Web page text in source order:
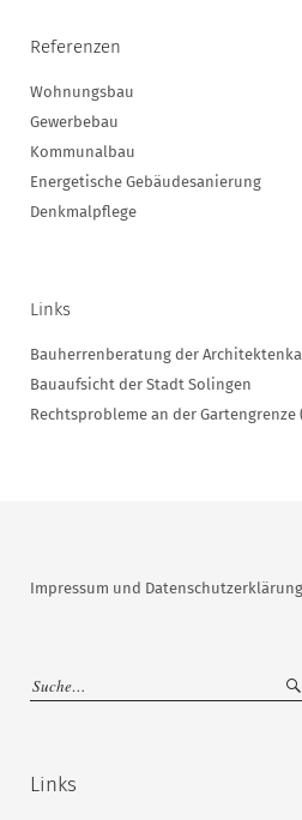
Referenzen
Wohnungsbau
Gewerbebau
Kommunalbau
Energetische Gebäudesanierung
Denkmalpflege
Links
Bauherrenberatung der
Bauaufsicht der Stadt Solingen
Rechtsprobleme an der
Impressum und Datenschutzerklärung
Links